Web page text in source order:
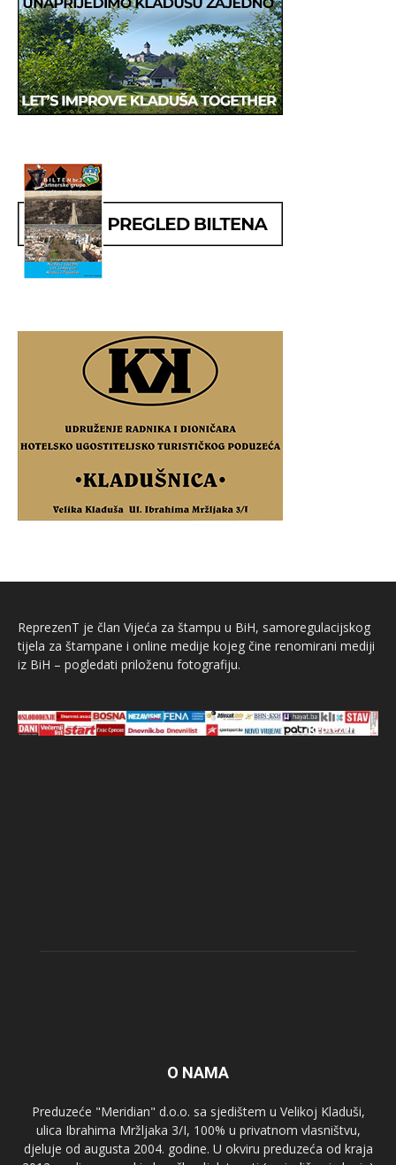
ReprezenT je član Vijeća za štampu u BiH, samoregulacijskog
tijela za štampane i online medije kojeg čine renomirani mediji
iz BiH – pogledati priloženu fotografiju.
O NAMA
Preduzeće "Meridian" d.o.o. sa sjedištem u Velikoj Kladuši,
ulica Ibrahima Mržljaka 3/I, 100% u privatnom vlasništvu,
djeluje od augusta 2004. godine. U okviru preduzeća od kraja